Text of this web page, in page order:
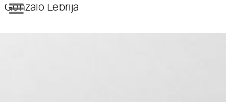
Gonzalo Lebrija